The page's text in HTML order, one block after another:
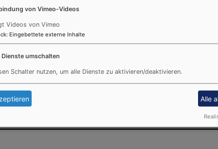
Kernzeit von 8:30 Uhr
pädagogische Arbeit zur
sie frei von Bring- und
von Vimeo-Videos
Videos von Vimeo
: Eingebettete externe Inhalte
Dienste umschalten
Schalter nutzen, um alle Dienste zu aktivieren/deaktivieren.
Alle